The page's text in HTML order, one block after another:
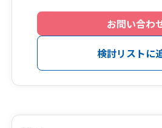
お問い合わ
検討リストに